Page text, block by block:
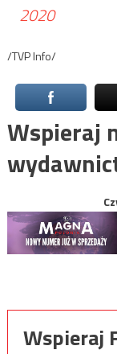
2020
/TVP Info/
Wspieraj
Wspieraj